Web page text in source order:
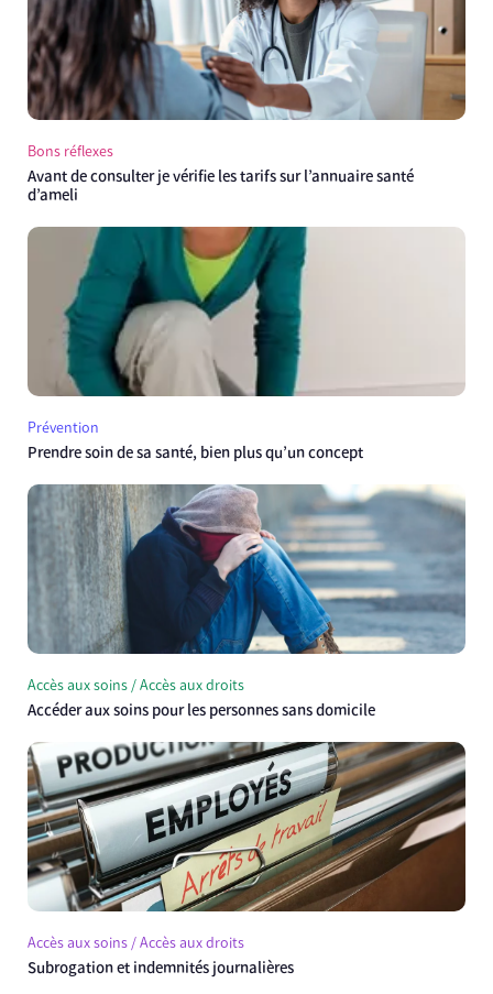
Bons réflexes
Avant de consulter je vérifie les tarifs sur l’annuaire santé
d’ameli
Prévention
Prendre soin de sa santé, bien plus qu’un concept
Accès aux soins / Accès aux droits
Accéder aux soins pour les personnes sans domicile
Accès aux soins / Accès aux droits
Subrogation et indemnités journalières